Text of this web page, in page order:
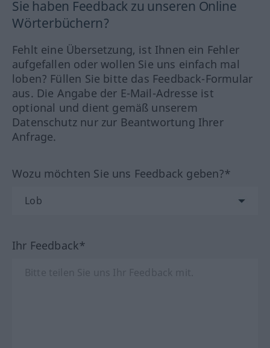
Sie haben Feedback zu unseren Online
Wörterbüchern?
Fehlt eine Übersetzung, ist Ihnen ein Fehler
aufgefallen oder wollen Sie uns einfach mal
loben? Füllen Sie bitte das Feedback-Formular
aus. Die Angabe der E-Mail-Adresse ist
optional und dient gemäß unserem
Datenschutz nur zur Beantwortung Ihrer
Anfrage.
Wozu möchten Sie uns Feedback geben?*
Ihr Feedback*